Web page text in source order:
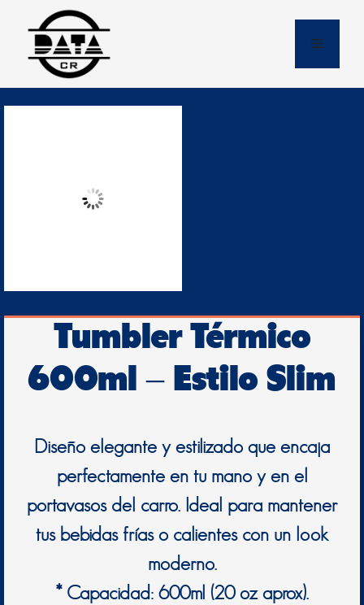
content
Menu
Tumbler Térmico
600ml – Estilo Slim
Diseño elegante y estilizado que encaja
perfectamente en tu mano y en el
portavasos del carro. Ideal para mantener
tus bebidas frías o calientes con un look
moderno.
* Capacidad: 600ml (20 oz aprox).